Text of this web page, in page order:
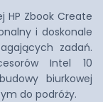
HP Zbook Create
i doskonale
zadań.
Intel 10
biurkowej
do podróży.